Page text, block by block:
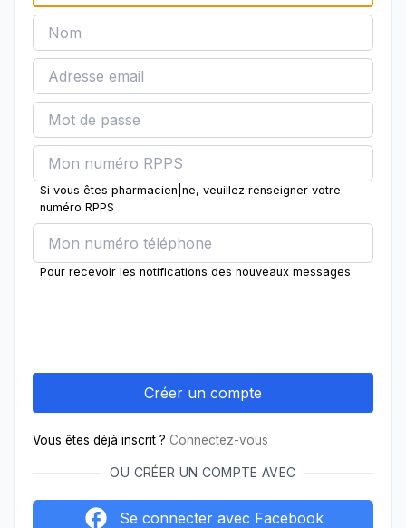
Si vous êtes pharmacien|ne, veuillez renseigner votre
numéro RPPS
Pour recevoir les notifications des nouveaux messages
Vous êtes déjà inscrit ? Connectez-vous
OU CRÉER UN COMPTE AVEC
Se connecter avec Facebook